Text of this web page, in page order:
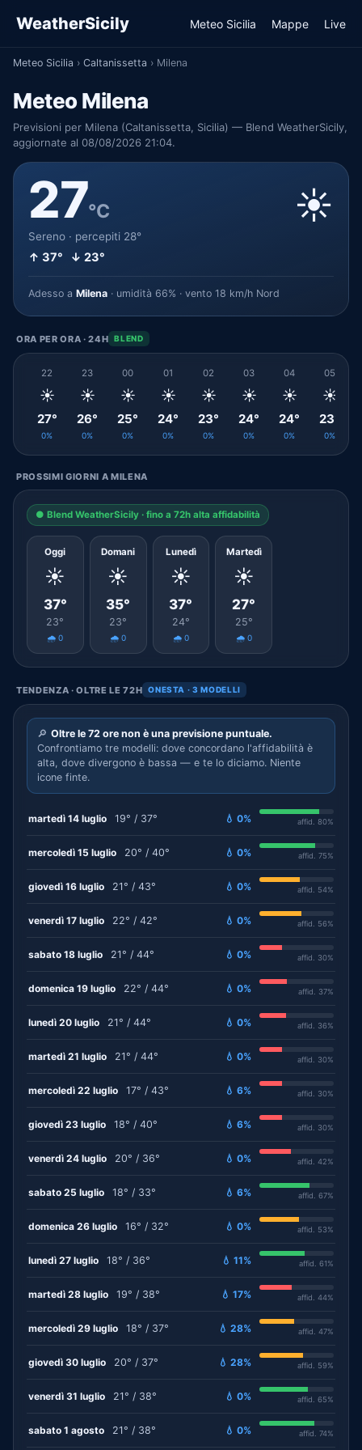
WeatherSicily Meteo Sicilia Mappe Live
Meteo Sicilia › Caltanissetta › Milena
Meteo Milena
Previsioni per Milena (Caltanissetta, Sicilia) — Blend WeatherSicily,
aggiornate al 08/08/2026 21:04.
27°C
Sereno · percepiti 28°
↑ 37° ↓ 23°
☀️
Adesso a Milena · umidità 66% · vento 18 km/h Nord
ORA PER ORA · 24H BLEND
22
☀️
27°
0%
23
☀️
26°
0%
00
☀️
25°
0%
01
☀️
24°
0%
02
☀️
23°
0%
03
☀️
24°
0%
04
☀️
24°
0%
05
☀️
23°
0%
PROSSIMI GIORNI A MILENA
● Blend WeatherSicily · fino a 72h alta affidabilità
Oggi
☀️
37°
23°
🌧️ 0
Domani
☀️
35°
23°
🌧️ 0
Lunedì
☀️
37°
24°
🌧️ 0
Martedì
☀️
27°
25°
🌧️ 0
TENDENZA · OLTRE LE 72H ONESTA · 3 MODELLI
🔎 Oltre le 72 ore non è una previsione puntuale.
Confrontiamo tre modelli: dove concordano l'affidabilità è
alta, dove divergono è bassa — e te lo diciamo. Niente
icone finte.
martedì 14 luglio 19° / 37° 💧 0% affid. 80%
mercoledì 15 luglio 20° / 40° 💧 0% affid. 75%
giovedì 16 luglio 21° / 43° 💧 0% affid. 54%
venerdì 17 luglio 22° / 42° 💧 0% affid. 56%
sabato 18 luglio 21° / 44° 💧 0% affid. 30%
domenica 19 luglio 22° / 44° 💧 0% affid. 37%
lunedì 20 luglio 21° / 44° 💧 0% affid. 36%
martedì 21 luglio 21° / 44° 💧 0% affid. 30%
mercoledì 22 luglio 17° / 43° 💧 6% affid. 30%
giovedì 23 luglio 18° / 40° 💧 6% affid. 30%
venerdì 24 luglio 20° / 36° 💧 0% affid. 42%
sabato 25 luglio 18° / 33° 💧 6% affid. 67%
domenica 26 luglio 16° / 32° 💧 0% affid. 53%
lunedì 27 luglio 18° / 36° 💧 11% affid. 61%
martedì 28 luglio 19° / 38° 💧 17% affid. 44%
mercoledì 29 luglio 18° / 37° 💧 28% affid. 47%
giovedì 30 luglio 20° / 37° 💧 28% affid. 59%
venerdì 31 luglio 21° / 38° 💧 0% affid. 65%
sabato 1 agosto 21° / 38° 💧 0% affid. 74%